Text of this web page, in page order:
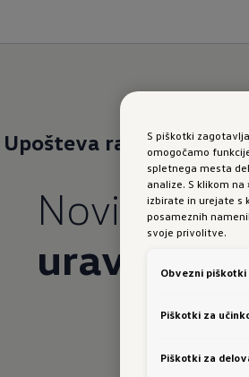
Upošteva razdaljoin
Novi ID.3
S piškotki
omogočamo
spletnega mesta
analize. S klikom
izbirate in urejate s
posameznih
svoje privolitve.
Obvezni piškotki
Piškotki za
Piškotki za